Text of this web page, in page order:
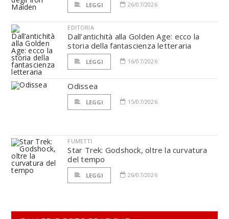
LEGGI 26/07/2026
EDITORIA
Dall’antichità alla Golden Age: ecco la
storia della fantascienza letteraria
LEGGI 16/07/2026
Odissea
LEGGI 15/07/2026
FUMETTI
Star Trek: Godshock, oltre la curvatura
del tempo
LEGGI 26/07/2026